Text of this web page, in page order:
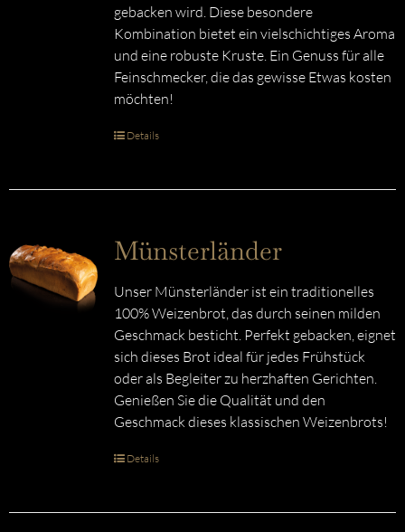
gebacken wird. Diese besondere
Kombination bietet ein vielschichtiges Aroma
und eine robuste Kruste. Ein Genuss für alle
Feinschmecker, die das gewisse Etwas kosten
möchten!
Details
Münsterländer
Unser Münsterländer ist ein traditionelles
100% Weizenbrot, das durch seinen milden
Geschmack besticht. Perfekt gebacken, eignet
sich dieses Brot ideal für jedes Frühstück
oder als Begleiter zu herzhaften Gerichten.
Genießen Sie die Qualität und den
Geschmack dieses klassischen Weizenbrots!
Details